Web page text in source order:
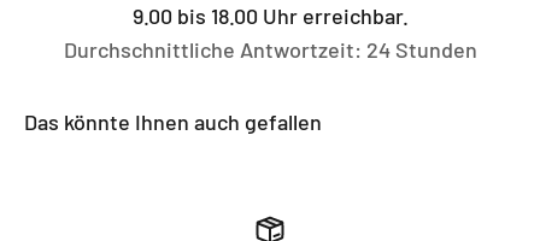
9.00 bis 18.00 Uhr erreichbar.
Durchschnittliche Antwortzeit: 24 Stunden
Das könnte Ihnen auch gefallen